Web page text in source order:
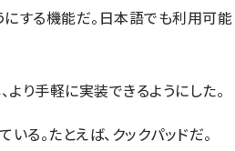
する機能だ。 日本語でも利用可能
り手軽に実装できるようにした。
。たとえば、クックパッドだ。